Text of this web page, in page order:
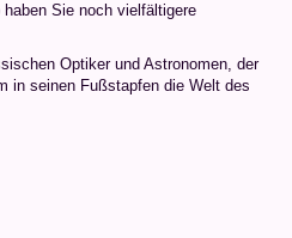
Sie noch vielfältigere
Optiker und Astronomen, der
in seinen Fußstapfen die Welt des